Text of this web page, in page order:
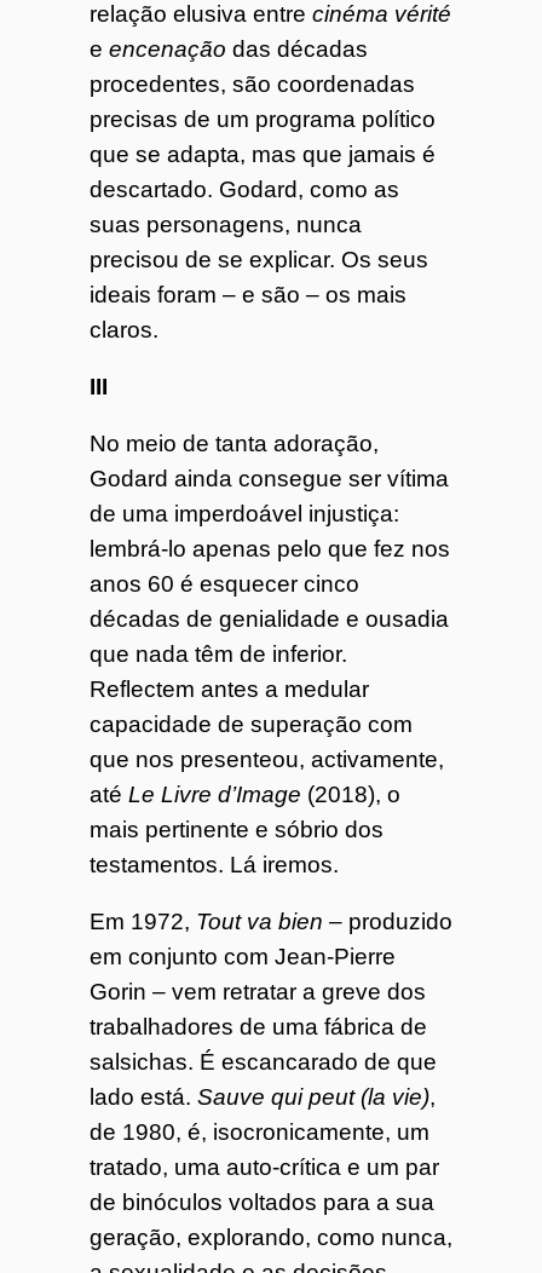
relação elusiva entre cinéma vérité
e encenação das décadas
procedentes, são coordenadas
precisas de um programa político
que se adapta, mas que jamais é
descartado. Godard, como as
suas personagens, nunca
precisou de se explicar. Os seus
ideais foram – e são – os mais
claros.
III
No meio de tanta adoração,
Godard ainda consegue ser vítima
de uma imperdoável injustiça:
lembrá-lo apenas pelo que fez nos
anos 60 é esquecer cinco
décadas de genialidade e ousadia
que nada têm de inferior.
Reflectem antes a medular
capacidade de superação com
que nos presenteou, activamente,
até Le Livre d’Image (2018), o
mais pertinente e sóbrio dos
testamentos. Lá iremos.
Em 1972, Tout va bien – produzido
em conjunto com Jean-Pierre
Gorin – vem retratar a greve dos
trabalhadores de uma fábrica de
salsichas. É escancarado de que
lado está. Sauve qui peut (la vie),
de 1980, é, isocronicamente, um
tratado, uma auto-crítica e um par
de binóculos voltados para a sua
geração, explorando, como nunca,